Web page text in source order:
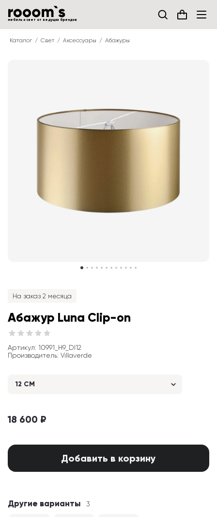
мебель и свет от ведущих брендов
Каталог Свет Аксессуары Абажуры
На заказ 2 месяца
Абажур Luna Clip-on
Артикул: 10991_H9_DI12
Производитель: Villaverde
12 CM
18 600 ₽
Добавить в корзину
Другие варианты 3